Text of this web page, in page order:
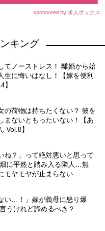
sponsored by 求人ボックス
キング
てノーストレス！ 離婚から始
生に悔いはなし！【嫁を便利
】
の荷物は持ちたくない？ 彼を
まないともったいない！【あ
Vol.8】
ね？」って絶対悪いと思って
に平然と踏み入る隣人…無
モヤモヤが止まらない
い…！」嫁が義母に怒り爆
うけれど諦めるべき？